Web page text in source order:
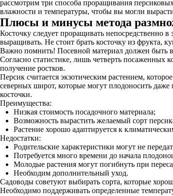
рассмотрим три способа проращивания
влажности и температуры, чтобы вы могли
Плюсы и минусы метода
Косточку следует проращивать непосредственно в
выращивать. Не стоит брать косточку из фрукта,
Важно помнить! Посевной материал должен быть
Согласно статистике, лишь четверть посаженных
получение ростков.
Персик считается экзотическим растением,
северных широт, которые могут плодоносить
косточки.
Преимущества:
Низкая стоимость посадочного материала;
Возможность вырастить желаемый сорт
Растение хорошо адаптируется к
Недостатки:
Родительские характеристики могут не
Потребуется много времени до начала
Молодые растения могут погибнуть при
Необходим дополнительный уход.
Садоводы советуют выбирать сорта, которые
Необходимо поддерживать определенные